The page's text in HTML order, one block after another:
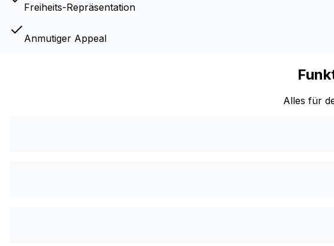
Freiheits-Repräsentation
Anmutiger Appeal
Alles für